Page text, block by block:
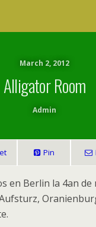
March 2, 2012
Alligator Room
Admin
Pin
en Berlin la 4an de